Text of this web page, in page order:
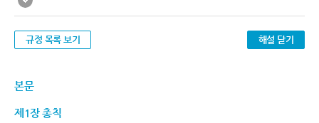
규정 목록 보기 해설 닫기
본문
제1장 총칙